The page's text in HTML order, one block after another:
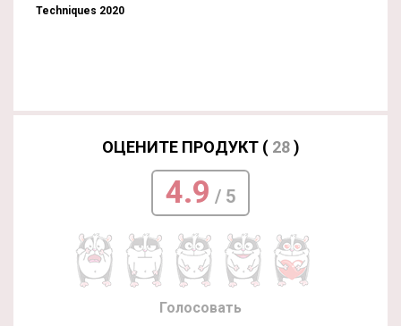
Techniques 2020
ОЦЕНИТЕ ПРОДУКТ ( 28)
4.9 / 5
Голосовать